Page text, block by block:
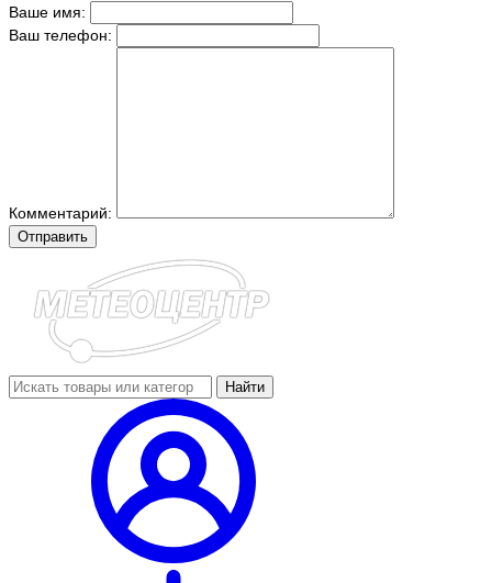
Ваше имя:
Ваш телефон:
Комментарий:
Отправить
Найти